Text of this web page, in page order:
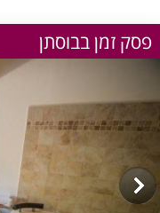
פסק זמן בבוסתן